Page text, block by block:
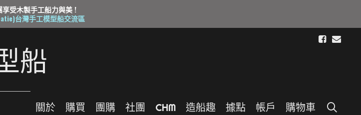
享受木製手工船力與美 !
台灣手工模型船交流區
船
關於 購買 團購 社團 CHM 造船趣 據點 帳戶 購物車